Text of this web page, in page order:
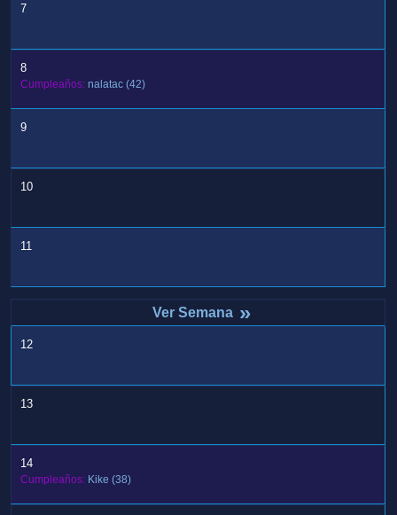
7
8
Cumpleaños: nalatac (42)
9
10
11
»
12
13
14
Cumpleaños: Kike (38)